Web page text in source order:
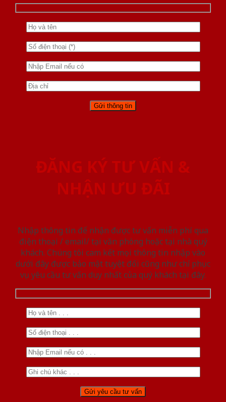
ĐĂNG KÝ TƯ VẤN &
NHẬN ƯU ĐÃI
Nhập thông tin để nhận được tư vấn miễn phí qua
điện thoại / email/ tại văn phòng hoặc tại nhà quý
khách. Chúng tôi cam kết mọi thông tin nhập vào
dưới đây được bảo mật tuyệt đối cũng như chỉ phục
vụ yêu cầu tư vấn duy nhất của quý khách tại đây.